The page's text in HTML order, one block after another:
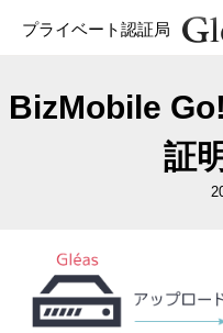
プライベート認証局
BizMobile
証